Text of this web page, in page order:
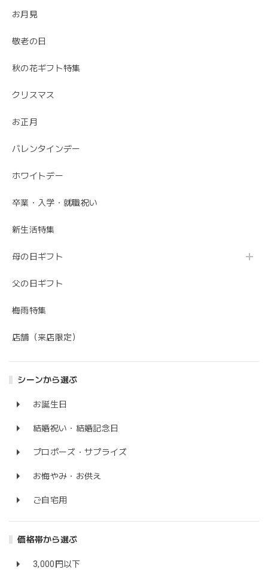
お月見
敬老の日
秋の花ギフト特集
クリスマス
お正月
バレンタインデー
ホワイトデー
卒業・入学・就職祝い
新生活特集
母の日ギフト
父の日ギフト
梅雨特集
店舗（来店限定）
シーンから選ぶ
お誕生日
結婚祝い・結婚記念日
プロポーズ・サプライズ
お悔やみ・お供え
ご自宅用
価格帯から選ぶ
3,000円以下